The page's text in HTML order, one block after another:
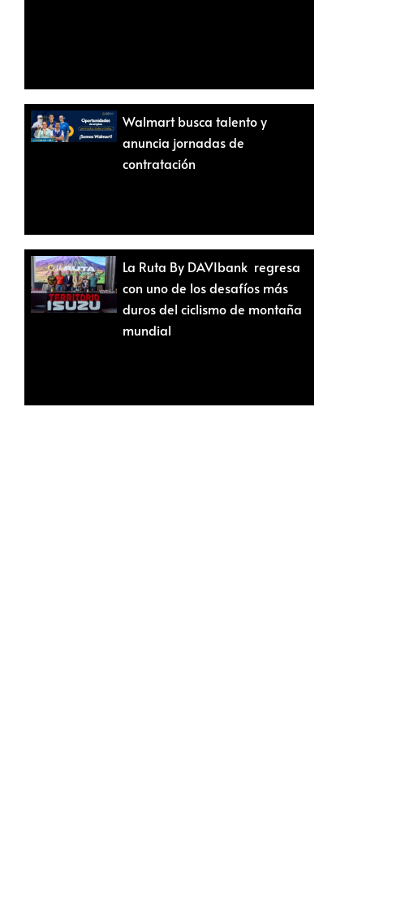
Walmart busca talento y
anuncia jornadas de
contratación
La Ruta By DAVIbank regresa
con uno de los desafíos más
duros del ciclismo de montaña
mundial